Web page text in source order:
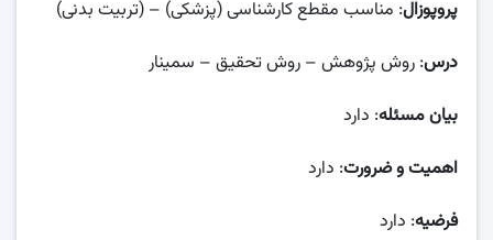
پروپوزال: مناسب مقطع کارشناسی (پزشکی) – (تربیت بدنی)
درس: روش پژوهش – روش تحقیق – سمینار
بیان مسئله: دارد
اهمیت و ضرورت: دارد
فرضیه: دارد